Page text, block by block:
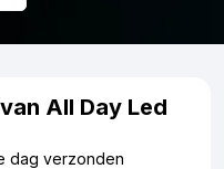
All Day Led
dag verzonden